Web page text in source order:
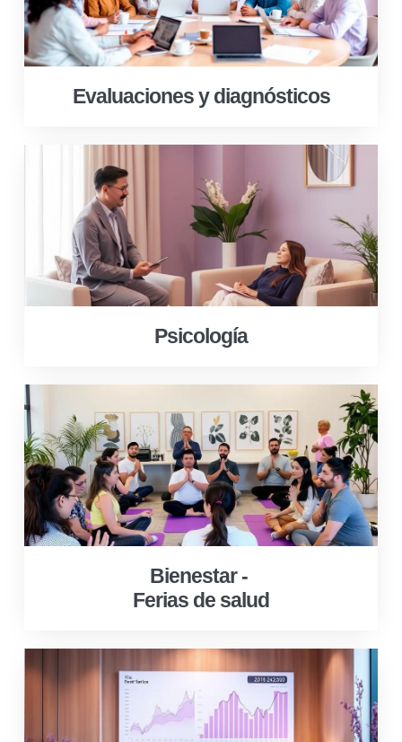
Evaluaciones y diagnósticos
Psicología
Bienestar -
Ferias de salud